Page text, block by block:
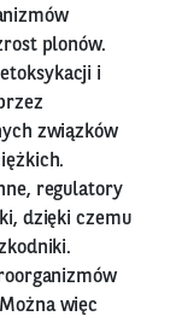
plonów.
i
związków
regulatory
dzięki czemu
więc